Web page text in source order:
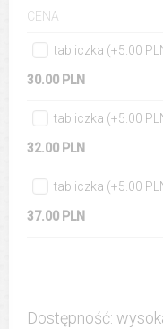
CENA
tabliczka (+5.00
30.00 PLN
tabliczka (+5.00
32.00 PLN
tabliczka (+5.00
37.00 PLN
Dostępność: